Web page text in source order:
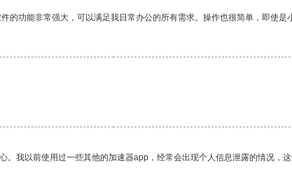
功能非常强大，可以满足我日常办公的所有需求。操作也很简单，即使是
我以前使用过一些其他的加速器app，经常会出现个人信息泄露的情况，这